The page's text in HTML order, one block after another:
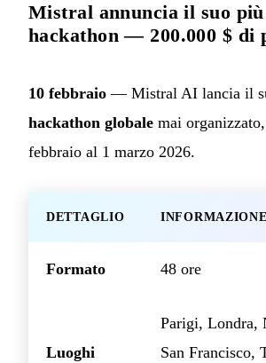
Mistral annuncia il suo
hackathon — 200.000 $ di
10 febbraio — Mistral AI lancia il
hackathon globale mai
febbraio al 1 marzo 2026.
DETTAGLIO INFORMAZIONE
Formato 48 ore
Luoghi
Parigi, Londra,
San Francisco,